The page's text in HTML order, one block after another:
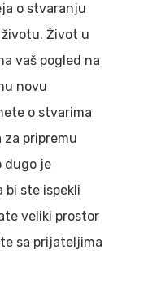
o stvaranju
Život u
vaš pogled na
novu
o stvarima
pripremu
dugo je
bi ste ispekli
veliki prostor
sa prijateljima